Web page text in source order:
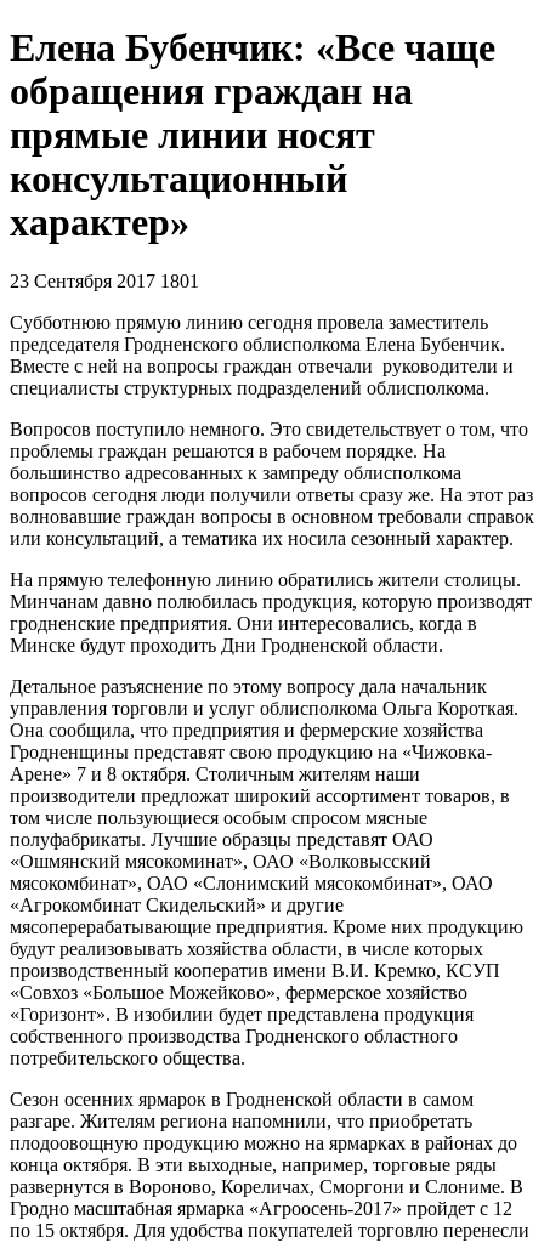
Елена Бубенчик: «Все чаще
обращения граждан на
прямые линии носят
консультационный
характер»
23 Сентября 2017 1801
Субботнюю прямую линию сегодня провела заместитель
председателя Гродненского облисполкома Елена Бубенчик.
Вместе с ней на вопросы граждан отвечали руководители и
специалисты структурных подразделений облисполкома.
Вопросов поступило немного. Это свидетельствует о том, что
проблемы граждан решаются в рабочем порядке. На
большинство адресованных к зампреду облисполкома
вопросов сегодня люди получили ответы сразу же. На этот раз
волновавшие граждан вопросы в основном требовали справок
или консультаций, а тематика их носила сезонный характер.
На прямую телефонную линию обратились жители столицы.
Минчанам давно полюбилась продукция, которую производят
гродненские предприятия. Они интересовались, когда в
Минске будут проходить Дни Гродненской области.
Детальное разъяснение по этому вопросу дала начальник
управления торговли и услуг облисполкома Ольга Короткая.
Она сообщила, что предприятия и фермерские хозяйства
Гродненщины представят свою продукцию на «Чижовка-
Арене» 7 и 8 октября. Столичным жителям наши
производители предложат широкий ассортимент товаров, в
том числе пользующиеся особым спросом мясные
полуфабрикаты. Лучшие образцы представят ОАО
«Ошмянский мясокоминат», ОАО «Волковысский
мясокомбинат», ОАО «Слонимский мясокомбинат», ОАО
«Агрокомбинат Скидельский» и другие
мясоперерабатывающие предприятия. Кроме них продукцию
будут реализовывать хозяйства области, в числе которых
производственный кооператив имени В.И. Кремко, КСУП
«Совхоз «Большое Можейково», фермерское хозяйство
«Горизонт». В изобилии будет представлена продукция
собственного производства Гродненского областного
потребительского общества.
Сезон осенних ярмарок в Гродненской области в самом
разгаре. Жителям региона напомнили, что приобретать
плодоовощную продукцию можно на ярмарках в районах до
конца октября. В эти выходные, например, торговые ряды
развернутся в Вороново, Кореличах, Сморгони и Слониме. В
Гродно масштабная ярмарка «Агроосень-2017» пройдет с 12
по 15 октября. Для удобства покупателей торговлю перенесли